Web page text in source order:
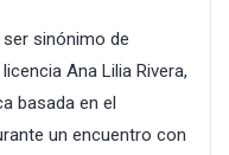
sinónimo de
Ana Lilia Rivera,
basada en el
un encuentro con